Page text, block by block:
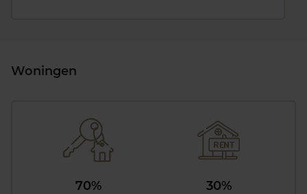
Woningen
70%
30%